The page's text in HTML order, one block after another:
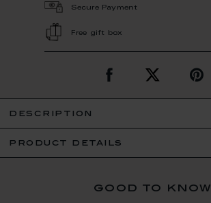
Secure Payment
Free gift box
description
product details
good to know